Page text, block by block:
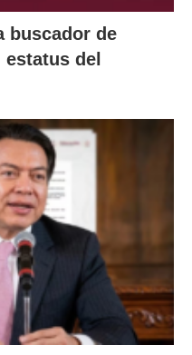
buscador de
del